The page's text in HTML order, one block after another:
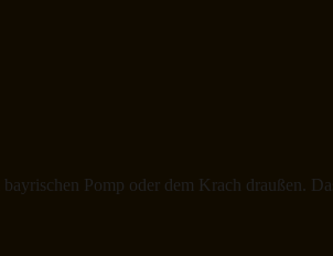
Pomp oder dem Krach draußen.